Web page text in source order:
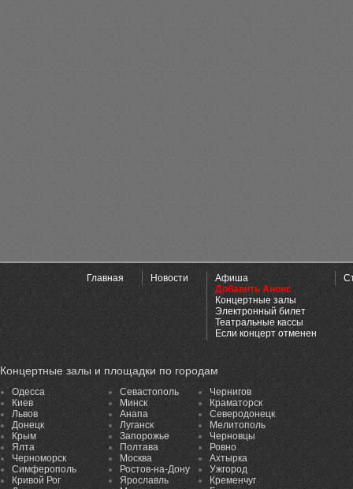
Главная Новости
Афиша
Добавить Анонс
Концертные залы
Электронный билет
Театральные кассы
Если концерт отменен
Концертные залы и площадки по городам
Одесса
Киев
Львов
Донецк
Крым
Ялта
Черноморск
Симферополь
Кривой Рог
Севастополь
Минск
Анапа
Луганск
Запорожье
Полтава
Москва
Ростов-на-Дону
Ярославль
Чернигов
Краматорск
Северодонецк
Мелитополь
Черновцы
Ровно
Ахтырка
Ужгород
Кременчуг